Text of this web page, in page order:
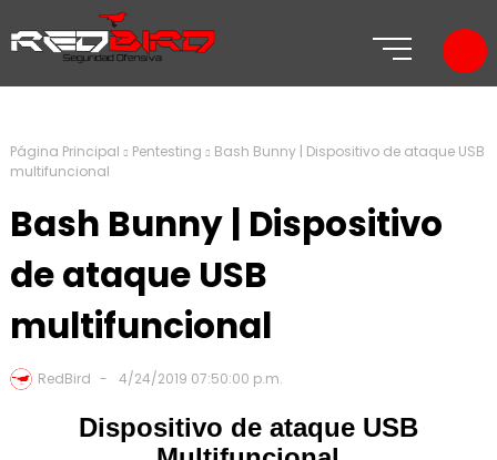
Página Principal Pentesting
Bash Bunny | Dispositivo de ataque USB
multifuncional
Bash Bunny | Dispositivo
de ataque USB
multifuncional
RedBird 4/24/2019 07:50:00 p.m.
Dispositivo de ataque USB